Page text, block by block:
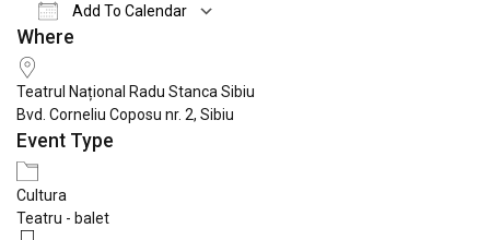
Add To Calendar
Download ICS
Where
Teatrul Național Radu Stanca Sibiu
Bvd. Corneliu Coposu nr. 2, Sibiu
Event Type
Cultura
Teatru - balet